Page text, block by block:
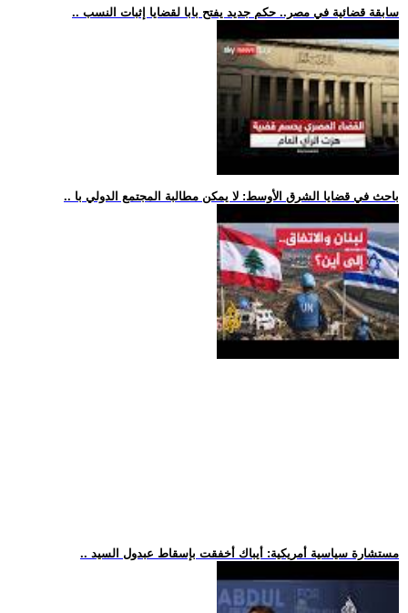
.. سابقة قضائية في مصر.. حكم جديد يفتح بابا لقضايا إثبات النسب
.. باحث في قضايا الشرق الأوسط: لا يمكن مطالبة المجتمع الدولي با
.. مستشارة سياسية أمريكية: أيباك أخفقت بإسقاط عبدول السيد